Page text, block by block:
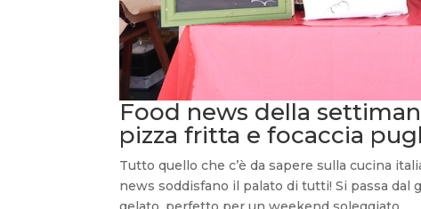
Food news della
pizza fritta e focaccia
Tutto quello che c’è da sapere sulla cucina
news soddisfano il palato di tutti! Si passa dal